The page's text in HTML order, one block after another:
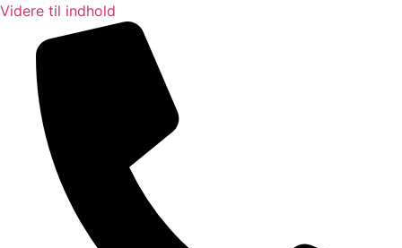
Videre til indhold